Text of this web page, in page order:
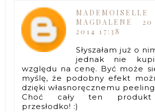
MADEMOISELLE
MAGDALENE
2014 17:38
Słyszałam już o
jednak nie
względu na cenę. Być może
myślę, że podobny efekt
dzięki własnoręcznemu
Choć cały ten produkt
przesłodko! :)